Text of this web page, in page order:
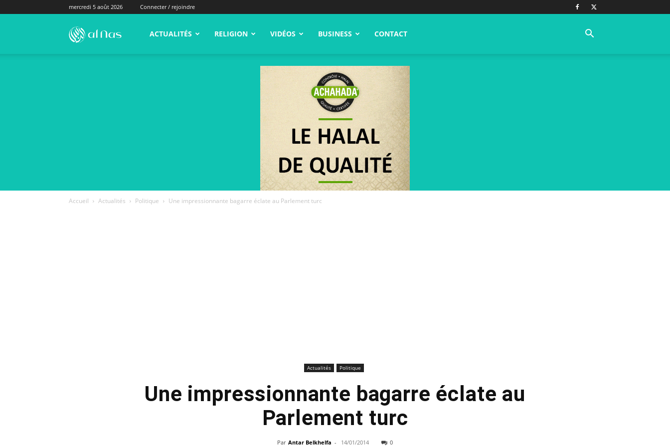
mercredi 5 août 2026 Connecter / rejoindre
alNas.fr ACTUALITÉS RELIGION VIDÉOS BUSINESS CONTACT
Accueil Actualités Politique Une impressionnante bagarre éclate au Parlement turc
Actualités Politique
Une impressionnante bagarre éclate au
Parlement turc
Par Antar Belkhelfa - 14/01/2014 0